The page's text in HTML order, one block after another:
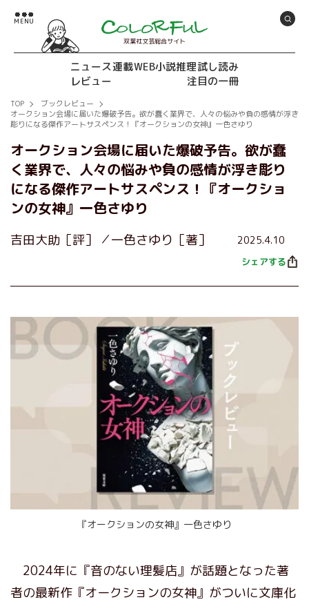
双葉社文芸総合サイト
ニュース連載WEB小説推理試し読み
レビュー
注目の一冊
TOP
ブックレビュー
オークション会場に届いた爆破予告。欲が蠢く業界で、人々の悩みや負の感情が浮き
彫りになる傑作アートサスペンス！『オークションの女神』一色さゆり
オークション会場に届いた爆破予告。欲が蠢
く業界で、人々の悩みや負の感情が浮き彫り
になる傑作アートサスペンス！『オークショ
ンの女神』一色さゆり
吉田大助［評］ 一色さゆり［著］ 2025.4.10
シェアする
『オークションの女神』一色さゆり
2024年に『音のない理髪店』が話題となった著
者の最新作『オークションの女神』がついに文庫化